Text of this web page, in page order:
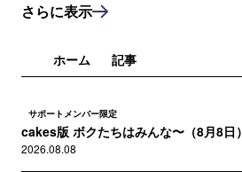
さらに表示
ホーム 記事
サポートメンバー限定
cakes版 ボクたちはみんな〜（8月8日）
2026.08.08